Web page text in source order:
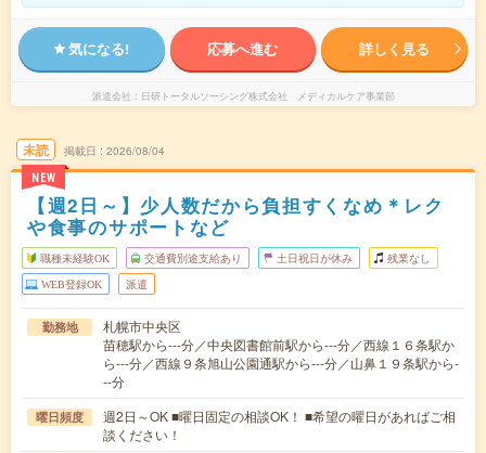
気になる! 応募へ進む 詳しく見る
派遣会社 日研トータルソーシング株式会社 メディカルケア事業部
未読
NEW
掲載日 2026/08/04
【週2日～】少人数だから負担すくなめ＊レク
や食事のサポートなど
職種未経験OK 交通費別途支給あり 土日祝日が休み 残業なし
WEB登録OK 派遣
勤務地
札幌市中央区
苗穂駅から---分／中央図書館前駅から---分／西線１６条駅か
ら---分／西線９条旭山公園通駅から---分／山鼻１９条駅から-
--分
曜日頻度
週2日～OK ■曜日固定の相談OK！ ■希望の曜日があればご相
談ください！